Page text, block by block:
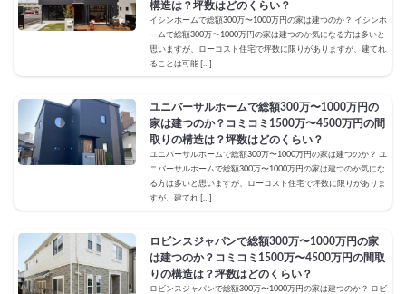
構造は？坪数はどのくらい？
イシンホームで総額300万〜1000万円の家は建つのか？ イシンホ
ームで総額300万〜1000万円の家は建つのか気になる方は多いと
思いますが、ローコスト住宅で坪数に限りがありますが、建てれ
ることは可能 […]
ユニバーサルホームで総額300万〜1000万円の
家は建つのか？コミコミ1500万〜4500万円の間
取りの構造は？坪数はどのくらい？
ユニバーサルホームで総額300万〜1000万円の家は建つのか？ ユ
ニバーサルホームで総額300万〜1000万円の家は建つのか気にな
る方は多いと思いますが、ローコスト住宅で坪数に限りがありま
すが、建てれ […]
ロビンスジャパンで総額300万〜1000万円の家
は建つのか？コミコミ1500万〜4500万円の間取
りの構造は？坪数はどのくらい？
ロビンスジャパンで総額300万〜1000万円の家は建つのか？ ロビ